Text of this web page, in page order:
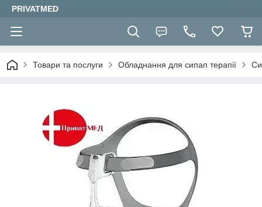
PRIVATMED
Товари та послуги Обладнання для сипап терапії